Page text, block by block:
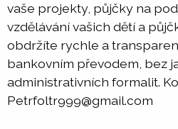
vaše projekty, půjčky na
vzdělávání vašich dětí a
obdržíte rychle a
bankovním převodem, bez
administrativních formalit.
Petrfoltr999@gmail.com